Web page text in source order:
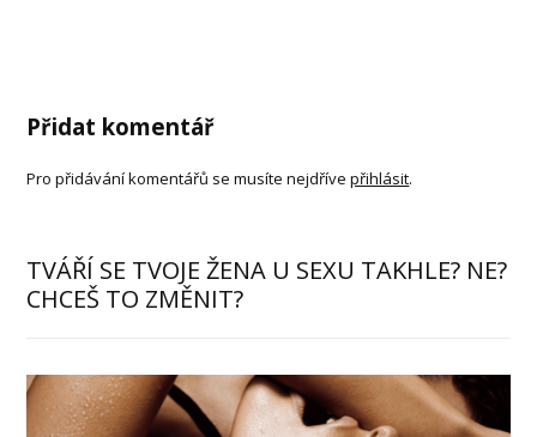
Přidat komentář
Pro přidávání komentářů se musíte nejdřívepřihlásit.
TVÁŘÍ SE TVOJE ŽENA U SEXU TAKHLE? NE?
CHCEŠ TO ZMĚNIT?